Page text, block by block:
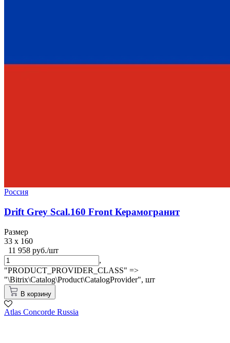
Россия
Drift Grey Scal.160 Front Керамогранит
Размер
33 x 160
11 958 руб./шт
,
"PRODUCT_PROVIDER_CLASS" =>
"\Bitrix\Catalog\Product\CatalogProvider", шт
В корзину
Atlas Concorde Russia